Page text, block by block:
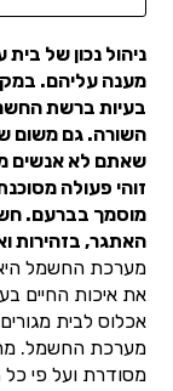
ניהול נכון של
מענה עליהם.
בעיות ברשת
השורה. גם משום
שאתם לא אנשים
זוהי פעולה
מוסמך בברעם.
האתגר, בזהירות
מערכת החשמל היא
את איכות החיים
אכלוס לבית
מערכת החשמל.
מסודרת ועל פי